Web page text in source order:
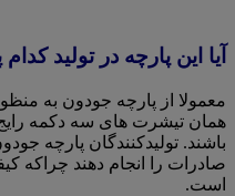
آیا این پارچه در تولید
معمولا از پارچه جودون به
همان تیشرت های سه دکمه رایج
باشند. تولیدکنندگان پارچه
صادرات را انجام دهند چراکه
است.